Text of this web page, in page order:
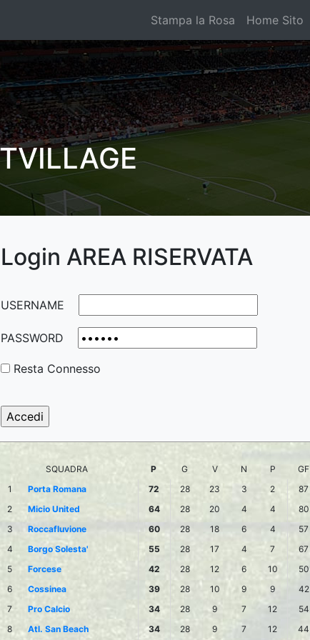
Stampa la Rosa Home Sito
Login AREA RISERVATA
USERNAME
PASSWORD
Resta Connesso
SQUADRA P G V N P GF
1
Porta Romana 72 28 23 3 2 87
2
Micio United 64 28 20 4 4 80
3
Roccafluvione 60 28 18 6 4 57
4
Borgo Solesta' 55 28 17 4 7 67
5
Forcese 42 28 12 6 10 50
6
Cossinea 39 28 10 9 9 42
7
Pro Calcio 34 28 9 7 12 54
8
Atl. San Beach 34 28 9 7 12 44